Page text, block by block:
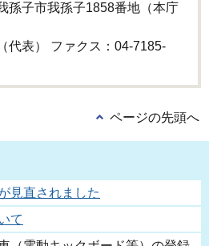
子市我孫子1858番地（本庁
代表） ファクス：04-7185-
ページの先頭へ
見直されました
て